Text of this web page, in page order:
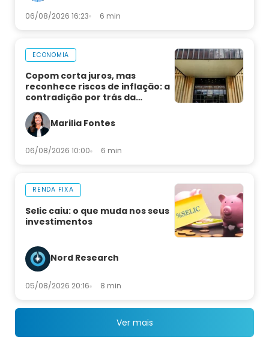
06/08/2026 16:23 6 min
ECONOMIA
Copom corta juros, mas
reconhece riscos de inflação: a
contradição por trás da
Marilia Fontes
06/08/2026 10:00 6 min
RENDA FIXA
Selic caiu: o que muda nos seus
investimentos
Nord Research
05/08/2026 20:16 8 min
Ver mais